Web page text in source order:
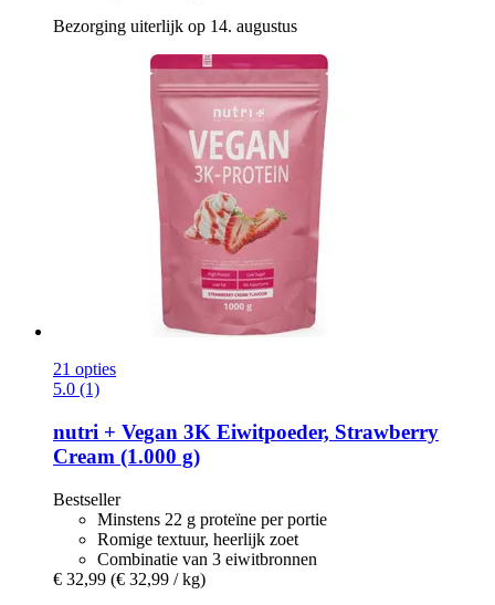
Bezorging uiterlijk op 14. augustus
21 opties
5.0 (1)
nutri + Vegan 3K Eiwitpoeder, Strawberry
Cream (1.000 g)
Bestseller
Minstens 22 g proteïne per portie
Romige textuur, heerlijk zoet
Combinatie van 3 eiwitbronnen
€ 32,99 (€ 32,99 / kg)